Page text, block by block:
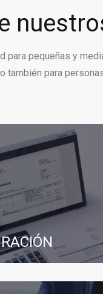
para pequeñas y
también para